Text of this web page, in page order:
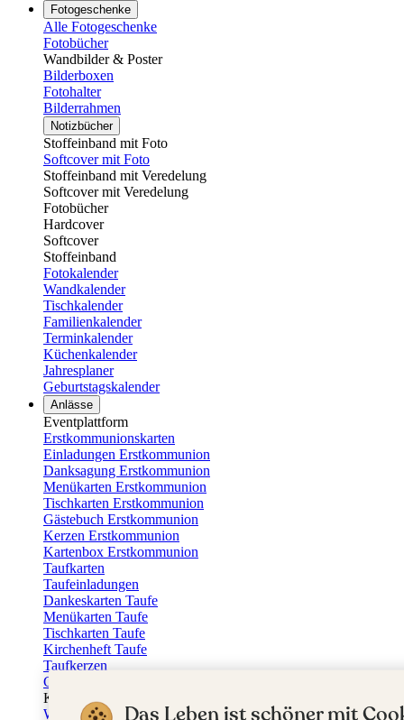
Fotogeschenke
Alle Fotogeschenke
Fotobücher
Wandbilder & Poster
Bilderboxen
Fotohalter
Bilderrahmen
Notizbücher
Stoffeinband mit Foto
Softcover mit Foto
Stoffeinband mit Veredelung
Softcover mit Veredelung
Fotobücher
Hardcover
Softcover
Stoffeinband
Fotokalender
Wandkalender
Tischkalender
Familienkalender
Terminkalender
Küchenkalender
Jahresplaner
Geburtstagskalender
Anlässe
Eventplattform
Erstkommunionskarten
Einladungen Erstkommunion
Danksagung Erstkommunion
Menükarten Erstkommunion
Tischkarten Erstkommunion
Gästebuch Erstkommunion
Kerzen Erstkommunion
Kartenbox Erstkommunion
Taufkarten
Taufeinladungen
Dankeskarten Taufe
Menükarten Taufe
Tischkarten Taufe
Kirchenheft Taufe
Taufkerzen
Gästebuch Taufe
Kartenbox Taufe
Willkommensschilder Taufe